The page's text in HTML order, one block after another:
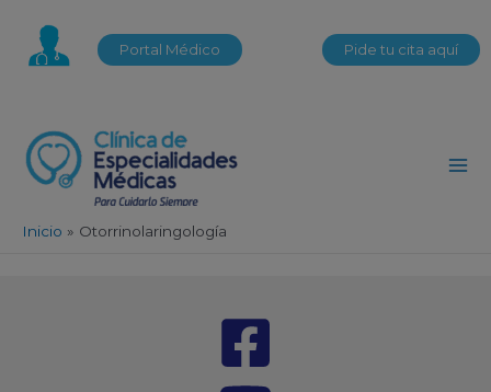
Portal Médico Pide tu cita aquí
Inicio Otorrinolaringología